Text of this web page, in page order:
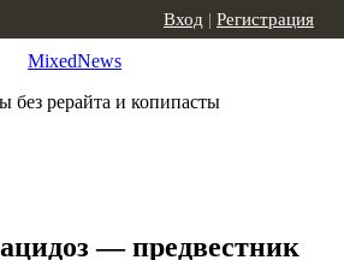
MixedNews
без рерайта и копипасты
Вход | Регистрация
— предвестник